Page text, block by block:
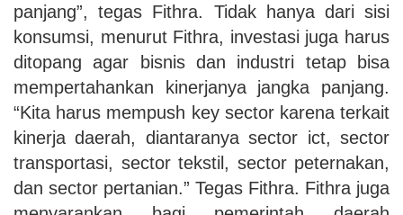
panjang”, tegas Fithra. Tidak hanya dari sisi
konsumsi, menurut Fithra, investasi juga harus
ditopang agar bisnis dan industri tetap bisa
mempertahankan kinerjanya jangka panjang.
“Kita harus mempush key sector karena terkait
kinerja daerah, diantaranya sector ict, sector
transportasi, sector tekstil, sector peternakan,
dan sector pertanian.” Tegas Fithra. Fithra juga